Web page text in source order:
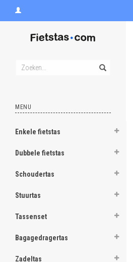
MENU
Enkele fietstas
Dubbele fietstas
Schoudertas
Stuurtas
Tassenset
Bagagedragertas
Zadeltas